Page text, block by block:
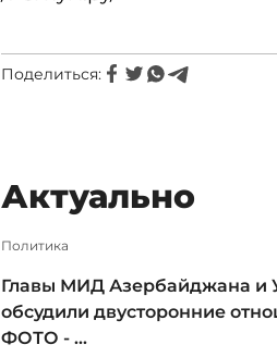
Поделиться:
Актуально
Политика
Главы МИД Азербайджана и
обсудили двусторонние
ФОТО - ...